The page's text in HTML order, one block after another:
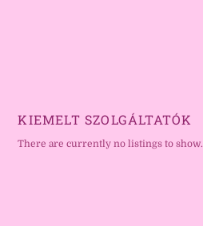
KIEMELT SZOLGÁLTATÓK
There are currently no listings to show.